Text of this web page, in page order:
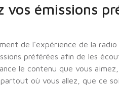
vos émissions
de l’expérience de la
préférées afin de les
le contenu que vous
où vous allez, que ce